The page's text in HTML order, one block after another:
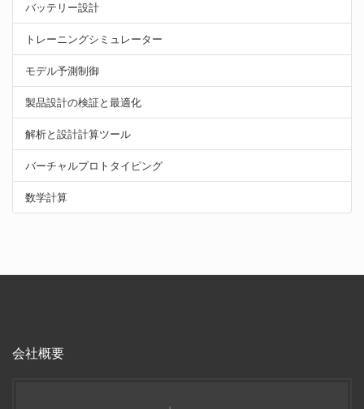
バッテリー設計
トレーニングシミュレーター
モデル予測制御
製品設計の検証と最適化
解析と設計計算ツール
バーチャルプロトタイピング
数学計算
会社概要